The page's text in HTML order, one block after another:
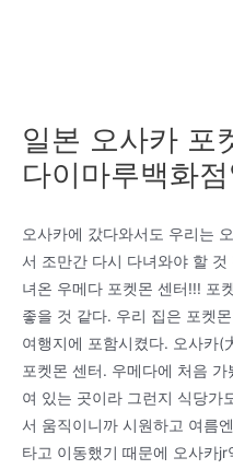
일본 오사카 포
다이마루백화
오사카에 갔다와서도 우리는
서 조만간 다시 다녀와야 할
녀온 우메다 포켓몬 센터!!! 포
좋을 것 같다. 우리 집은 포켓
여행지에 포함시켰다. 오사카(
포켓몬 센터. 우메다에 처음
여 있는 곳이라 그런지 식당가
서 움직이니까 시원하고 여름
타고 이동했기 때문에 오사카